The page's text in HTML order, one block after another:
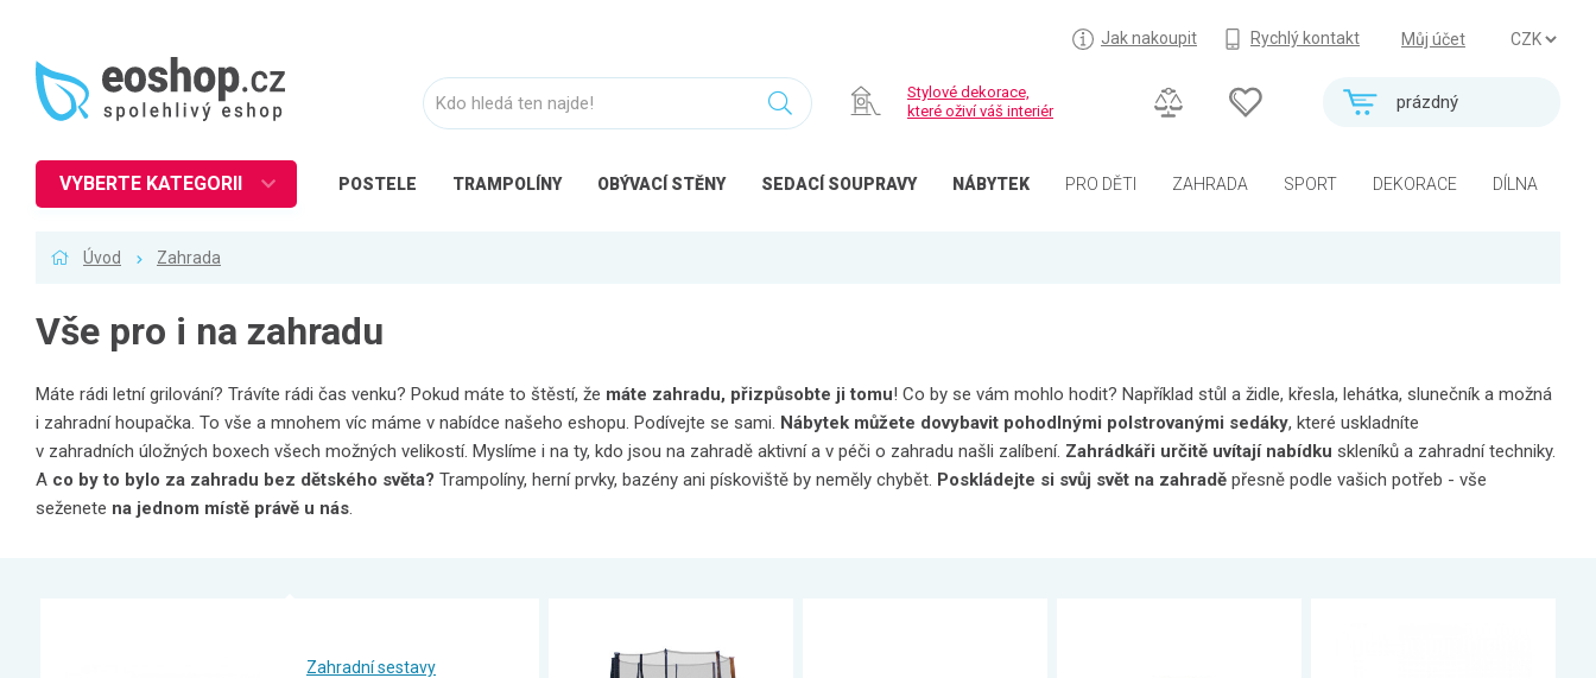
Můj účet
Jak nakoupit Rychlý kontakt
prázdný
Stylové dekorace,
které oživí váš interiér
POSTELE TRAMPOLÍNY OBÝVACÍ STĚNY SEDACÍ SOUPRAVY NÁBYTEK PRO DĚTI ZAHRADA SPORT DEKORACE DÍLNA
VYBERTE KATEGORII
Obývací pokoj
Dětské zboží
Předsíň a chodba
Koupelna
Úvod Zahrada
Vše pro i na zahradu
Máte rádi letní grilování? Trávíte rádi čas venku? Pokud máte to štěstí, že máte zahradu, přizpůsobte ji tomu! Co by se vám mohlo hodit? Například stůl a židle, křesla, lehátka, slunečník a možná
i zahradní houpačka. To vše a mnohem víc máme v nabídce našeho eshopu. Podívejte se sami. Nábytek můžete dovybavit pohodlnými polstrovanými sedáky, které uskladníte
v zahradních úložných boxech všech možných velikostí. Myslíme i na ty, kdo jsou na zahradě aktivní a v péči o zahradu našli zalíbení. Zahrádkáři určitě uvítají nabídku skleníků a zahradní techniky.
A co by to bylo za zahradu bez dětského světa? Trampolíny, herní prvky, bazény ani pískoviště by neměly chybět. Poskládejte si svůj svět na zahradě přesně podle vašich potřeb - vše
seženete na jednom místě právě u nás.
Zahradní sestavy